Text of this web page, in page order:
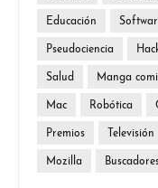
Educación
Pseudociencia
Salud Manga
Mac Robótica
Premios Televisión
Mozilla